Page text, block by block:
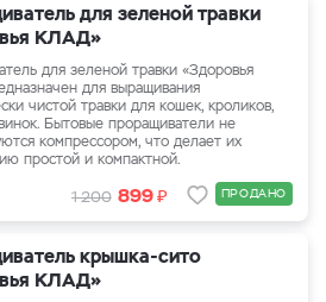
для зеленой травки
КЛАД»
для зеленой травки «Здоровья
для выращивания
чистой травки для кошек, кроликов,
Бытовые проращиватели не
компрессором, что делает их
простой и компактной.
1 200 899₽ ПРОДАНО
крышка-сито
КЛАД»